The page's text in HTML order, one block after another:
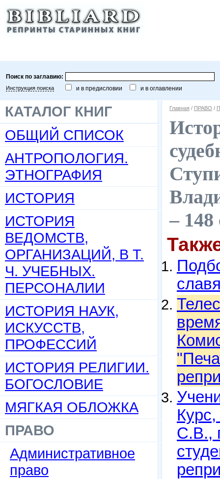
Поиск по заглавию:
Инструкция поиска и в предисловии и в оглавлении
КАТАЛОГ КНИГ
ОБЩИЙ СПИСОК
АНТРОПОЛОГИЯ.
ЭТНОГРАФИЯ
ИСТОРИЯ
ИСТОРИЯ
ВЕДОМСТВ,
ОРГАНИЗАЦИЙ, В Т.
Ч. УЧЕБНЫХ.
ПЕРСОНАЛИИ
ИСТОРИЯ НАУК,
ИСКУССТВ,
ПРОФЕССИЙ
ИСТОРИЯ РЕЛИГИИ.
БОГОСЛОВИЕ
МЯГКАЯ ОБЛОЖКА
ПРАВО
Административное
право
Главная / ПРАВО /
–
С.В.,